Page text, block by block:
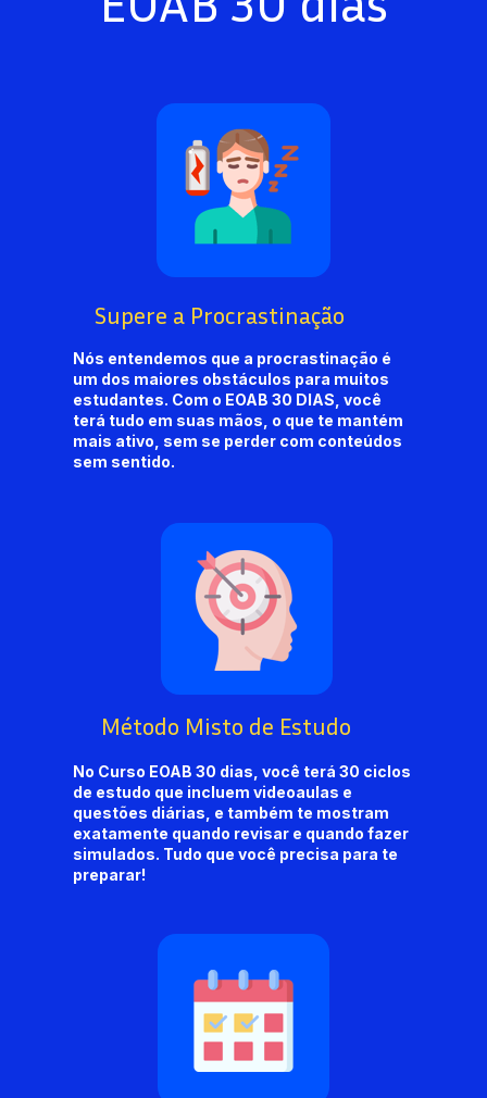
Supere a Procrastinação
Nós entendemos que a procrastinação é
um dos maiores obstáculos para muitos
estudantes. Com o EOAB 30 DIAS, você
terá tudo em suas mãos, o que te mantém
mais ativo, sem se perder com conteúdos
sem sentido.
Método Misto de Estudo
No Curso EOAB 30 dias, você terá 30 ciclos
de estudo que incluem videoaulas e
questões diárias, e também te mostram
exatamente quando revisar e quando fazer
simulados. Tudo que você precisa para te
preparar!